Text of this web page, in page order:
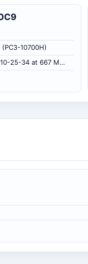
(PC3-10700H)
9-10-10-25-34 at 667 MHz, at 1.5 volts (CL-RCD-RP-RAS-RC)